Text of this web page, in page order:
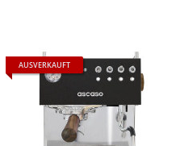
AUSVERKAUFT